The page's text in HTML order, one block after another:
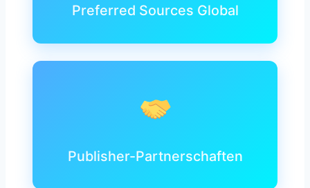
Preferred Sources Global
Publisher-Partnerschaften